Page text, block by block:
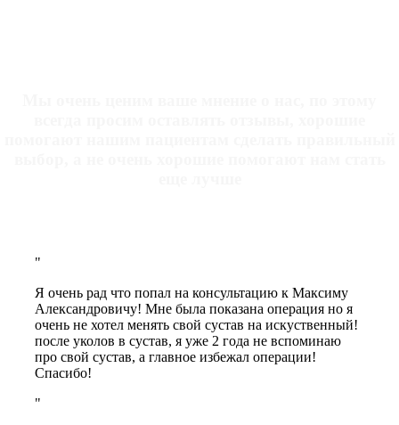
Я очень рад что попал на консультацию к Максиму
Александровичу! Мне была показана операция но я
очень не хотел менять свой сустав на искуственный!
после уколов в сустав, я уже 2 года не вспоминаю
про свой сустав, а главное избежал операции!
Спасибо!